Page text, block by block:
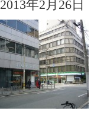
2013年2月26日